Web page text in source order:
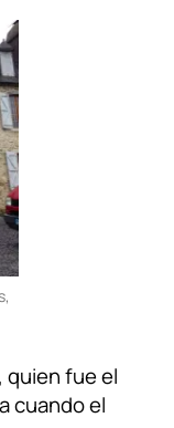
quien fue el
cuando el